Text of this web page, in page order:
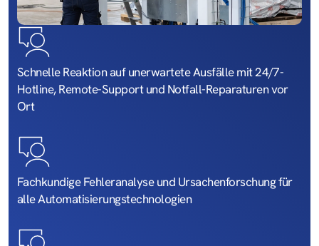
Schnelle Reaktion auf unerwartete Ausfälle mit 24/7-
Hotline, Remote-Support und Notfall-Reparaturen vor
Ort
Fachkundige Fehleranalyse und Ursachenforschung für
alle Automatisierungs­technologien